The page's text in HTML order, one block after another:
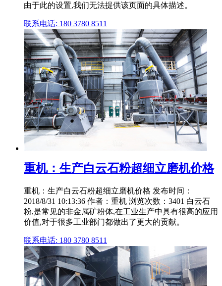
由于此的设置,我们无法提供该页面的具体描述。
联系电话: 180 3780 8511
重机：生产白云石粉超细立磨机价格
重机：生产白云石粉超细立磨机价格 发布时间：
2018/8/31 10:13:36 作者：重机 浏览次数：3401 白云石
粉,是常见的非金属矿粉体,在工业生产中具有很高的应用
价值,对于很多工业部门都做出了更大的贡献。
联系电话: 180 3780 8511